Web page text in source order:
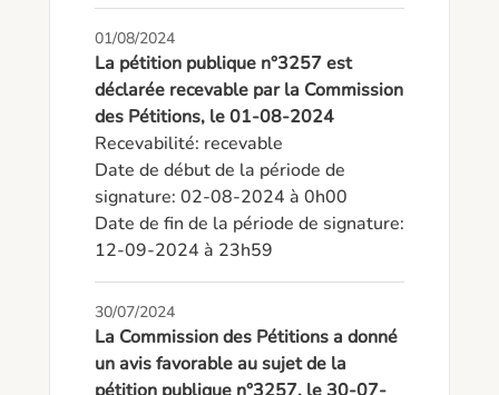
01/08/2024
La pétition publique n°3257 est
déclarée recevable par la Commission
des Pétitions, le 01-08-2024
Recevabilité: recevable
Date de début de la période de
signature: 02-08-2024 à 0h00
Date de fin de la période de signature:
12-09-2024 à 23h59
30/07/2024
La Commission des Pétitions a donné
un avis favorable au sujet de la